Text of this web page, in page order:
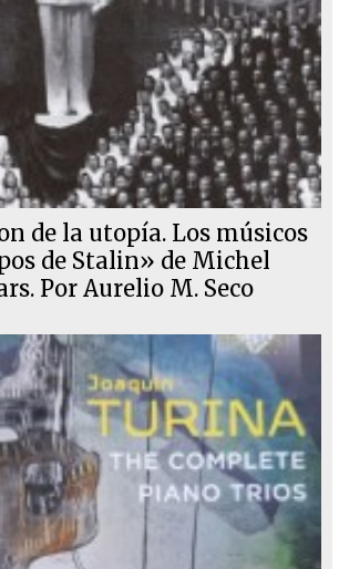
de la utopía. Los músicos
de Stalin» de Michel
Por Aurelio M. Seco